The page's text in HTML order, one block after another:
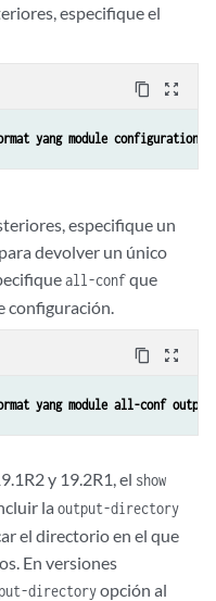
especifique el
content_copy zoom_out_map
yang module configuration
especifique un
devolver un único
all-confque
configuración.
content_copy zoom_out_map
yang module all-conf
y 19.2R1, el show
laoutput-directory
el directorio en el que
En versiones
directoryopción al